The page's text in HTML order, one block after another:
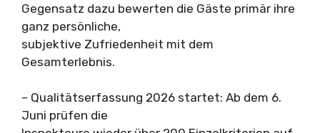
Gegensatz dazu bewerten die Gäste primär ihre
ganz persönliche,
subjektive Zufriedenheit mit dem
Gesamterlebnis.
– Qualitätserfassung 2026 startet: Ab dem 6.
Juni prüfen die